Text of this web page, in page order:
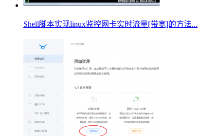
Shell脚本实现linux监控网卡实时流量[带宽]的方法...